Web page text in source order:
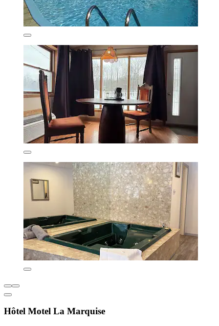
Hôtel Motel La Marquise